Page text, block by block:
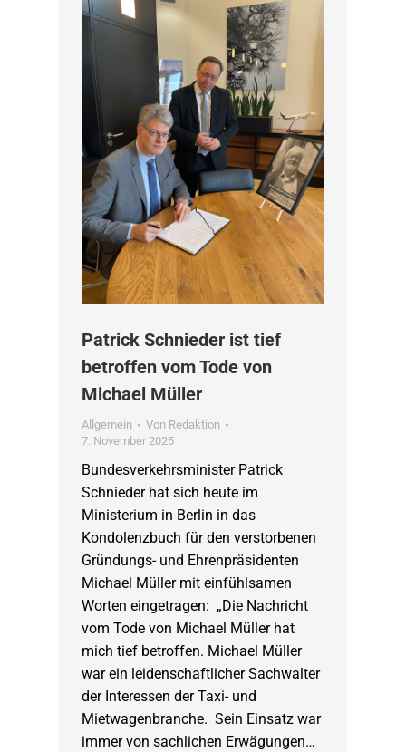
Patrick Schnieder ist tief
betroffen vom Tode von
Michael Müller
Allgemein Von Redaktion
7. November 2025
Bundesverkehrsminister Patrick
Schnieder hat sich heute im
Ministerium in Berlin in das
Kondolenzbuch für den verstorbenen
Gründungs- und Ehrenpräsidenten
Michael Müller mit einfühlsamen
Worten eingetragen: „Die Nachricht
vom Tode von Michael Müller hat
mich tief betroffen. Michael Müller
war ein leidenschaftlicher Sachwalter
der Interessen der Taxi- und
Mietwagenbranche. Sein Einsatz war
immer von sachlichen Erwägungen…